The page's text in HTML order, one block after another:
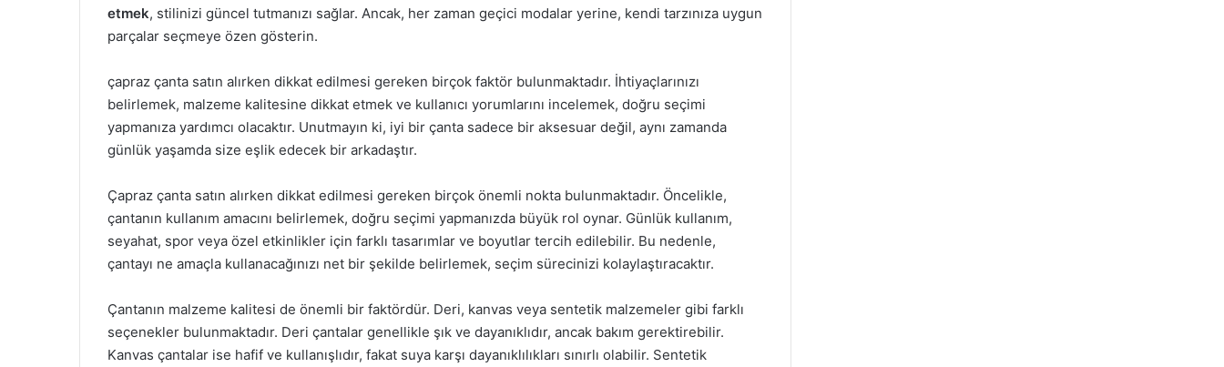
etmek, stilinizi güncel tutmanızı sağlar. Ancak, her zaman geçici modalar yerine, kendi tarzınıza uygun
parçalar seçmeye özen gösterin.
çapraz çanta satın alırken dikkat edilmesi gereken birçok faktör bulunmaktadır. İhtiyaçlarınızı
belirlemek, malzeme kalitesine dikkat etmek ve kullanıcı yorumlarını incelemek, doğru seçimi
yapmanıza yardımcı olacaktır. Unutmayın ki, iyi bir çanta sadece bir aksesuar değil, aynı zamanda
günlük yaşamda size eşlik edecek bir arkadaştır.
Çapraz çanta satın alırken dikkat edilmesi gereken birçok önemli nokta bulunmaktadır. Öncelikle,
çantanın kullanım amacını belirlemek, doğru seçimi yapmanızda büyük rol oynar. Günlük kullanım,
seyahat, spor veya özel etkinlikler için farklı tasarımlar ve boyutlar tercih edilebilir. Bu nedenle,
çantayı ne amaçla kullanacağınızı net bir şekilde belirlemek, seçim sürecinizi kolaylaştıracaktır.
Çantanın malzeme kalitesi de önemli bir faktördür. Deri, kanvas veya sentetik malzemeler gibi farklı
seçenekler bulunmaktadır. Deri çantalar genellikle şık ve dayanıklıdır, ancak bakım gerektirebilir.
Kanvas çantalar ise hafif ve kullanışlıdır, fakat suya karşı dayanıklılıkları sınırlı olabilir. Sentetik